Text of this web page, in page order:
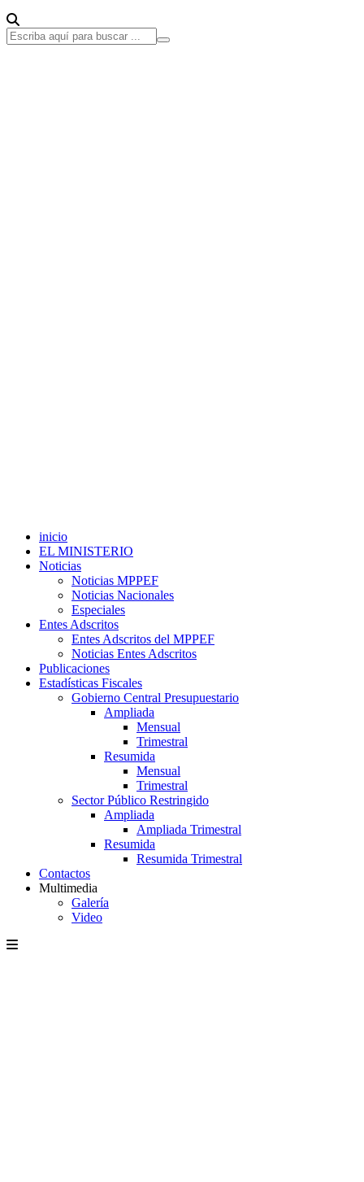
inicio
EL MINISTERIO
Noticias
Noticias MPPEF
Noticias Nacionales
Especiales
Entes Adscritos
Entes Adscritos del MPPEF
Noticias Entes Adscritos
Publicaciones
Estadísticas Fiscales
Gobierno Central Presupuestario
Ampliada
Mensual
Trimestral
Resumida
Mensual
Trimestral
Sector Público Restringido
Ampliada
Ampliada Trimestral
Resumida
Resumida Trimestral
Contactos
Multimedia
Galería
Video